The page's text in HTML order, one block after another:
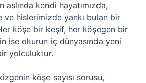
aslında kendi hayatımızda,
ve hislerimizde yankı bulan bir
köşe bir keşif, her köşegen bir
ise okurun iç dünyasında yeni
yolculuktur.
köşe sayısı sorusu,